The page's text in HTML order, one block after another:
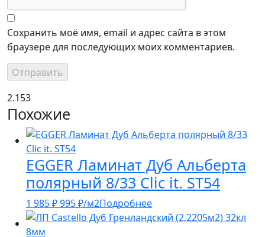
Сохранить моё имя, email и адрес сайта в этом
браузере для последующих моих комментариев.
2.153
Похожие
EGGER Ламинат Дуб Альберта
полярный 8/33 Clic it. ST54
1 985₽995₽/м2Подробнее